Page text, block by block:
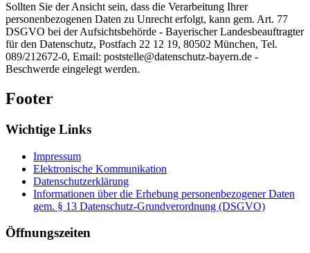
Sollten Sie der Ansicht sein, dass die Verarbeitung Ihrer
personenbezogenen Daten zu Unrecht erfolgt, kann gem. Art. 77
DSGVO bei der Aufsichtsbehörde - Bayerischer Landesbeauftragter
für den Datenschutz, Postfach 22 12 19, 80502 München, Tel.
089/212672-0, Email: poststelle@datenschutz-bayern.de -
Beschwerde eingelegt werden.
Footer
Wichtige Links
Impressum
Elektronische Kommunikation
Datenschutzerklärung
Informationen über die Erhebung personenbezogener Daten
gem. § 13 Datenschutz-Grundverordnung (DSGVO)
Öffnungszeiten